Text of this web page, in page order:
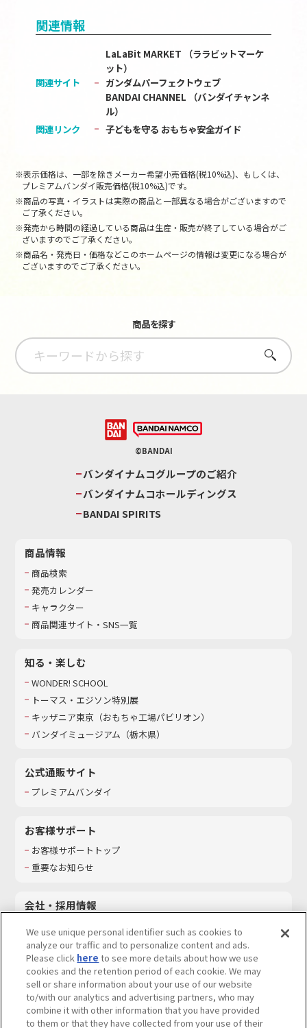
関連情報
関連サイト
LaLaBit MARKET （ララビットマーケ
ット）
ガンダムパーフェクトウェブ
BANDAI CHANNEL （バンダイチャンネ
ル）
関連リンク
子どもを守る おもちゃ安全ガイド
※表示価格は、一部を除きメーカー希望小売価格(税10%込)、もしくは、
プレミアムバンダイ販売価格(税10%込)です。
※商品の写真・イラストは実際の商品と一部異なる場合がございますので
ご了承ください。
※発売から時間の経過している商品は生産・販売が終了している場合がご
ざいますのでご了承ください。
※商品名・発売日・価格などこのホームページの情報は変更になる場合が
ございますのでご了承ください。
商品を探す
さがす
©BANDAI
バンダイナムコグループのご紹介
バンダイナムコホールディングス
BANDAI SPIRITS
商品情報
商品検索
発売カレンダー
キャラクター
商品関連サイト・SNS一覧
知る・楽しむ
WONDER! SCHOOL
トーマス・エジソン特別展
キッザニア東京（おもちゃ工場パビリオン）​
バンダイミュージアム（栃木県）
公式通販サイト
プレミアムバンダイ
お客様サポート
お客様サポートトップ
重要なお知らせ
会社・採用情報
採用情報
サステナビリティ
お問い合わせ
We use unique personal identifier such as cookies to
analyze our traffic and to personalize content and ads.
Please click here to see more details about how we use
cookies and the retention period of each cookie. We may
sell or share information about your use of our website
to/with our analytics and advertising partners, who may
combine it with other information that you have provided
to them or that they have collected from your use of their